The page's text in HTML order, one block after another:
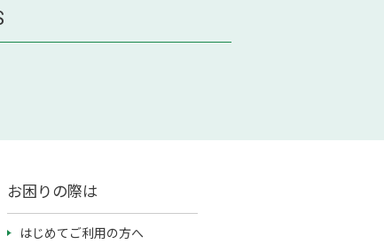
お困りの際は
はじめてご利用の方へ